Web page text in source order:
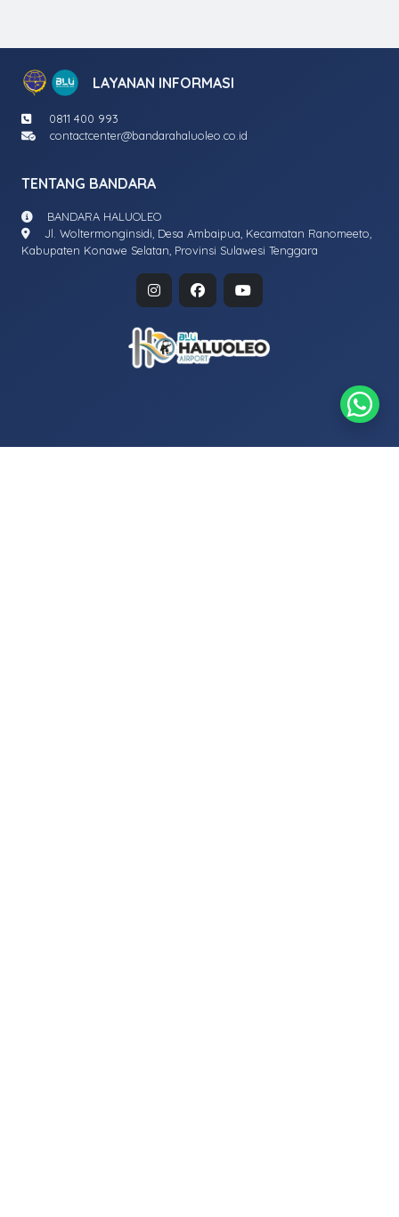
LAYANAN INFORMASI
0811 400 993
contactcenter@bandarahaluoleo.co.id
TENTANG BANDARA
BANDARA HALUOLEO
Jl. Woltermonginsidi, Desa Ambaipua, Kecamatan Ranomeeto,
Kabupaten Konawe Selatan, Provinsi Sulawesi Tenggara